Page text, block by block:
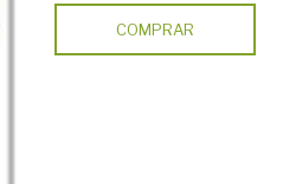
COMPRAR